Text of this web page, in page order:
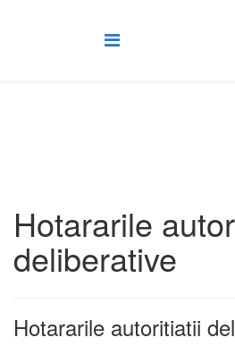
Hotararile
deliberative
Hotararile autoritiatii